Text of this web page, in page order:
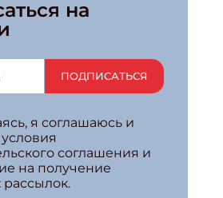
на
ПОДПИСАТЬСЯ
я соглашаюсь и
соглашения и
на получение